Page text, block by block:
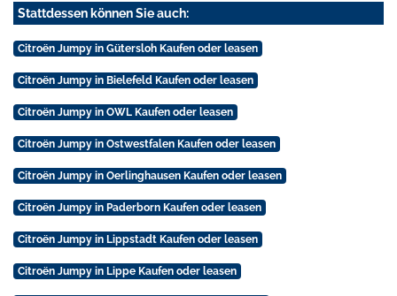
Stattdessen können Sie auch:
Citroën Jumpy in Gütersloh Kaufen oder leasen
Citroën Jumpy in Bielefeld Kaufen oder leasen
Citroën Jumpy in OWL Kaufen oder leasen
Citroën Jumpy in Ostwestfalen Kaufen oder leasen
Citroën Jumpy in Oerlinghausen Kaufen oder leasen
Citroën Jumpy in Paderborn Kaufen oder leasen
Citroën Jumpy in Lippstadt Kaufen oder leasen
Citroën Jumpy in Lippe Kaufen oder leasen